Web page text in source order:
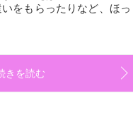
をもらったりなど、ほっ
きを読む